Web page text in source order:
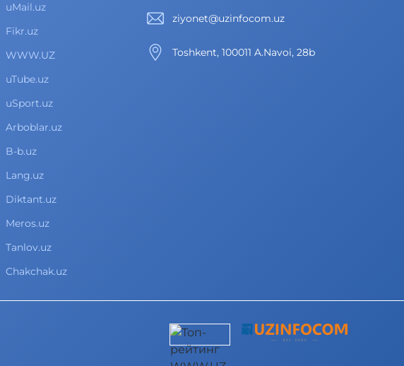
uMail.uz
Fikr.uz
WWW.UZ
uTube.uz
uSport.uz
Arboblar.uz
B-b.uz
Lang.uz
Diktant.uz
Meros.uz
Tanlov.uz
Chakchak.uz
ziyonet@uzinfocom.uz
Toshkent, 100011 A.Navoi, 28b